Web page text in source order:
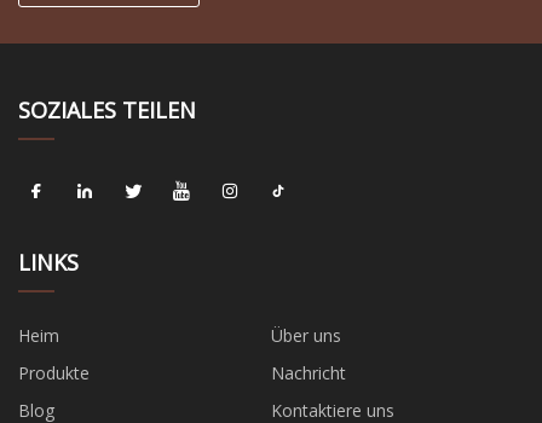
SOZIALES TEILEN
LINKS
Heim
Über uns
Produkte
Nachricht
Blog
Kontaktiere uns